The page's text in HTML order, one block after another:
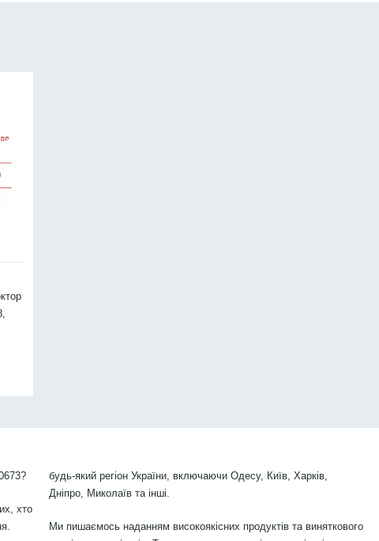
хто
будь-який регіон України, включаючи Одесу, Київ, Харків,
Дніпро, Миколаїв та інші.
Ми пишаємось наданням високоякісних продуктів та виняткового